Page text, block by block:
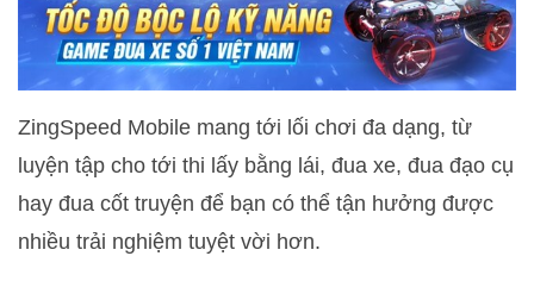
ZingSpeed Mobile mang tới lối chơi đa dạng, từ
luyện tập cho tới thi lấy bằng lái, đua xe, đua đạo cụ
hay đua cốt truyện để bạn có thể tận hưởng được
nhiều trải nghiệm tuyệt vời hơn.